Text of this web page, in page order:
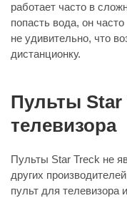
работает часто в
попасть вода, он
не удивительно, что
дистанционку.
Пульты Star
телевизора
Пульты Star Treck не
других
пульт для телевизора